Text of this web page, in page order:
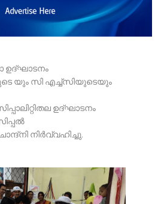
ഉദ്ഘാടനം
യും സി എച്ച്സിയുടെയും
ഉദ്ഘാടനം
നിർവ്വഹിച്ചു.